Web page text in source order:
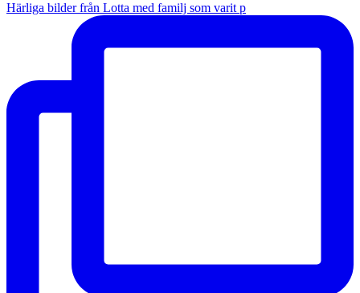
Härliga bilder från Lotta med familj som varit p